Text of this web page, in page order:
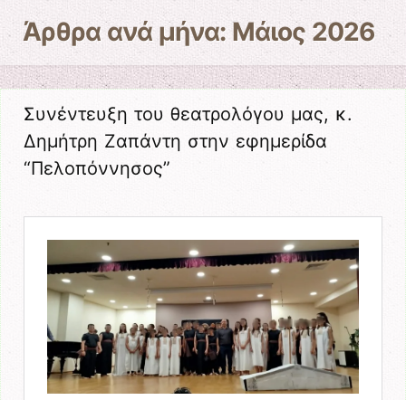
Άρθρα ανά μήνα: Μάιος 2026
Συνέντευξη του θεατρολόγου μας, κ.
Δημήτρη Ζαπάντη στην εφημερίδα
“Πελοπόννησος”